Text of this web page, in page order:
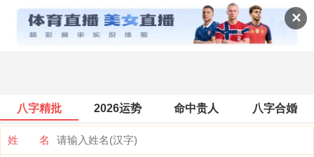
✕
全国天气
八字精批 2026运势 命中贵人 八字合婚
姓 名